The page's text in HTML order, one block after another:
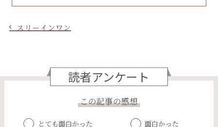
スリーインワン
読者アンケート
この記事の感想
とても面白かった 面白かった